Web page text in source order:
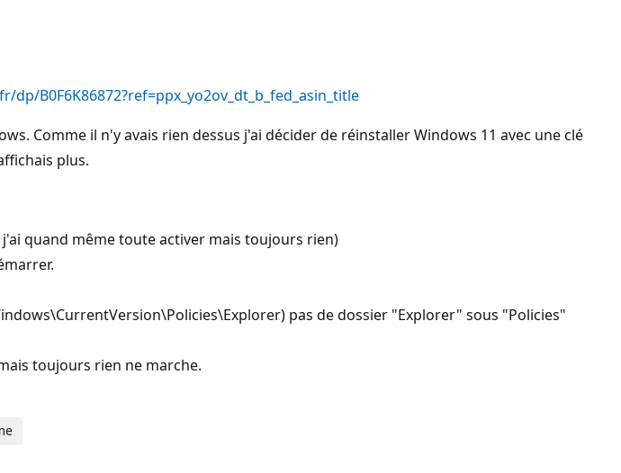
B0F6K86872?ref=ppx_yo2ov_dt_b_fed_asin_title
Comme il n'y avais rien dessus j'ai décider de réinstaller Windows 11 avec une clé
plus.
quand même toute activer mais toujours rien)
pas de dossier "Explorer" sous "Policies"
toujours rien ne marche.